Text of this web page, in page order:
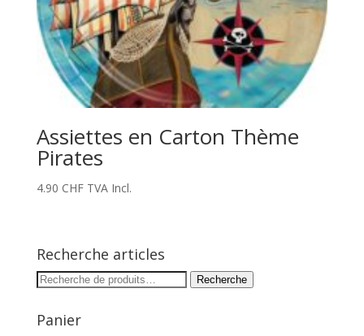
Assiettes en Carton Thème
Pirates
4.90 CHF TVA Incl.
Recherche articles
Recherche
Recherche
Panier